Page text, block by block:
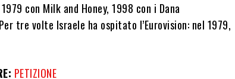
con Milk and Honey, 1998 con i Dana
tre volte Israele ha ospitato l’Eurovision: nel 1979,
PETIZIONE